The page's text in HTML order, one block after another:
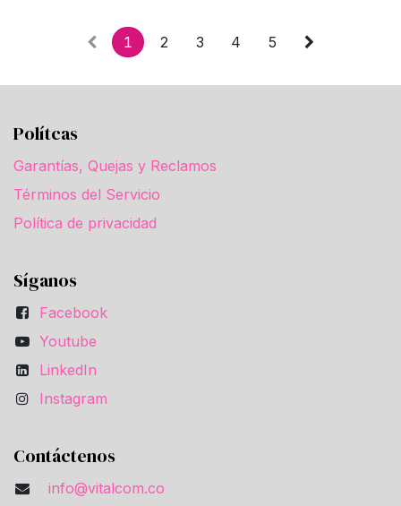
1 2 3 4 5
Polítcas
Garantías, Quejas y Reclamos
Términos del Servicio
Política de privacidad
Síganos
Facebook
Youtube
LinkedIn
Instagram
Contáctenos
info@vitalcom.co